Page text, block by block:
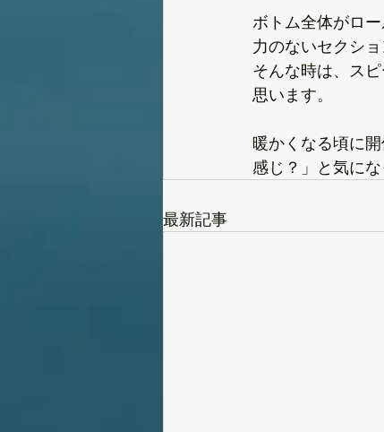
ボトム全体がロ
力のないセクシ
そんな時は、ス
思います。
暖かくなる頃に
感じ？」と気に
最新記事